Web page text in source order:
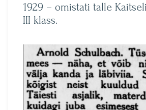
1929 – omistati talle
III klass.